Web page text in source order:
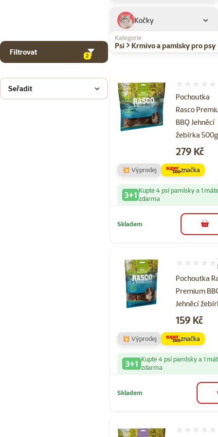
Kočky
Filtrovat 2
Kategorie
Psi > Krmivo a pamlsky pro psy
Seřadit
Pochoutka
Rasco
BBQ Jehněcí
žebírka 500g
Cena
279 Kč
💥 Výprodej značka
3+1 Kupte 4 psí pamlsky a 1
zdarma
Skladem do
Pochoutka
Premium
Jehněcí
Hodnocení
Cena
159 Kč
💥 Výprodej značka
3+1 Kupte 4 psí pamlsky a 1
zdarma
Skladem